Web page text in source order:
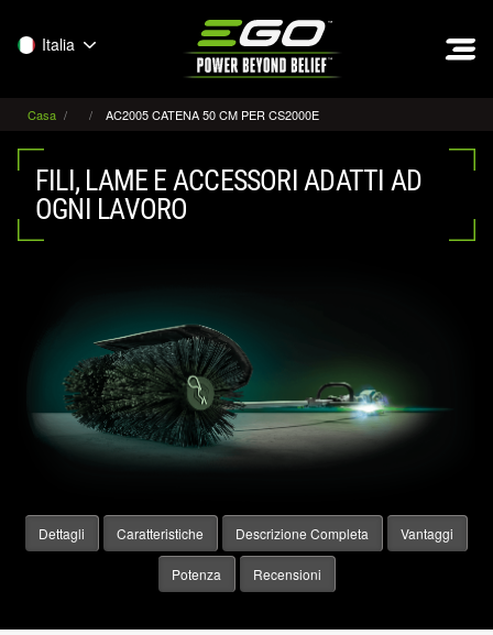
Italia
Casa AC2005 CATENA 50 CM PER CS2000E
FILI, LAME E ACCESSORI ADATTI AD
OGNI LAVORO
Dettagli Caratteristiche Descrizione Completa Vantaggi
Potenza Recensioni